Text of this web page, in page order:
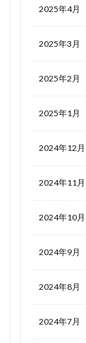
2025年4月
2025年3月
2025年2月
2025年1月
2024年12月
2024年11月
2024年10月
2024年9月
2024年8月
2024年7月